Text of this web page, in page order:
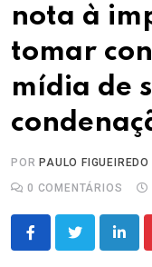
nota à
tomar
mídia de
POR PAULO FIGUEIREDO
0 COMENTÁRIOS